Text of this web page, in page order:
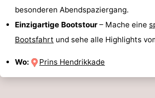
besonderen Abendspaziergang.
Einzigartige Bootstour – Mache eine
Bootsfahrt und sehe alle Highlights
Wo: Prins Hendrikkade